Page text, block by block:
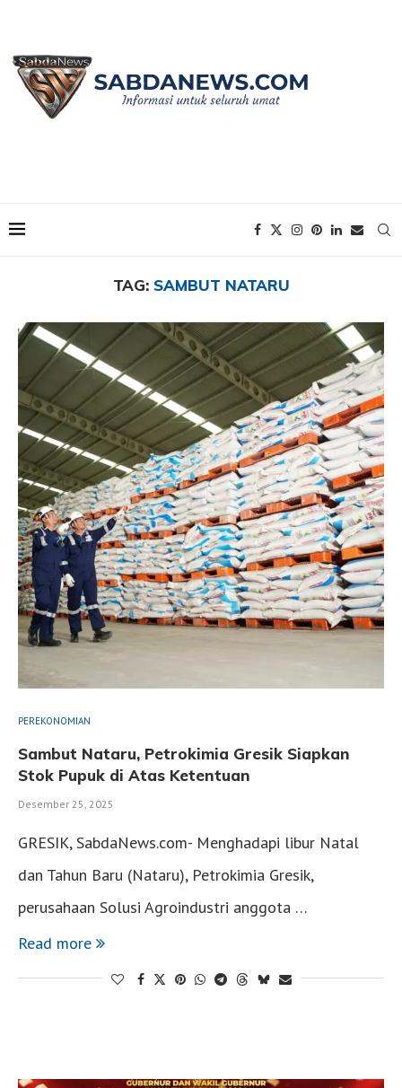
TAG: SAMBUT NATARU
PEREKONOMIAN
Sambut Nataru, Petrokimia Gresik Siapkan
Stok Pupuk di Atas Ketentuan
Desember 25, 2025
GRESIK, SabdaNews.com- Menghadapi libur Natal
dan Tahun Baru (Nataru), Petrokimia Gresik,
perusahaan Solusi Agroindustri anggota …
Read more